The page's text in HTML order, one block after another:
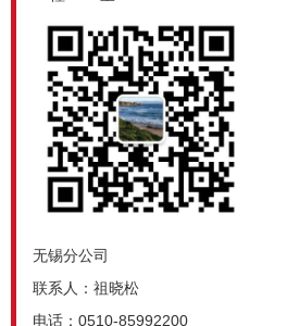
无锡分公司
联系人：祖晓松
电话：0510-85992200